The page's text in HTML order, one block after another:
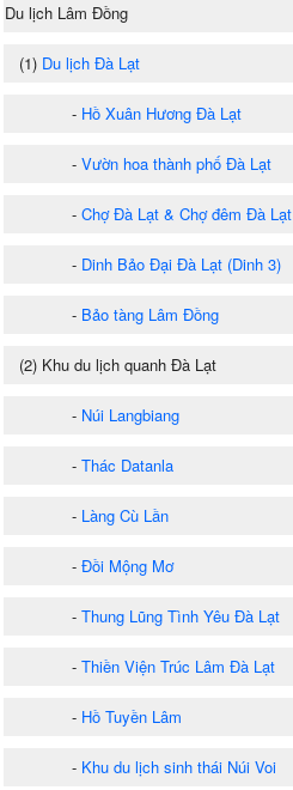
Du lịch Lâm Đồng
(1) Du lịch Đà Lạt
- Hồ Xuân Hương Đà Lạt
- Vườn hoa thành phố Đà Lạt
- Chợ Đà Lạt & Chợ đêm Đà Lạt
- Dinh Bảo Đại Đà Lạt (Dinh 3)
- Bảo tàng Lâm Đồng
(2) Khu du lịch quanh Đà Lạt
- Núi Langbiang
- Thác Datanla
- Làng Cù Lần
- Đồi Mộng Mơ
- Thung Lũng Tình Yêu Đà Lạt
- Thiền Viện Trúc Lâm Đà Lạt
- Hồ Tuyền Lâm
- Khu du lịch sinh thái Núi Voi